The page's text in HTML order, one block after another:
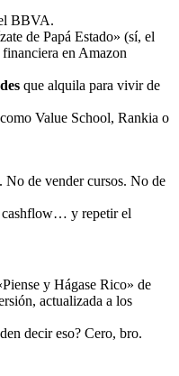
BBVA.
de Papá Estado» (sí, el
en Amazon
que alquila para vivir de
Value School, Rankia o
. No de vender cursos. No de
cashflow… y repetir el
y Hágase Rico» de
actualizada a los
decir eso? Cero, bro.